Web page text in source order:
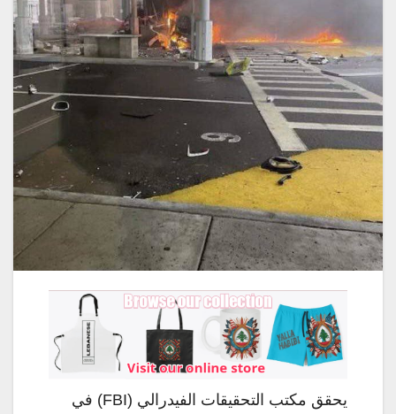
يحقق مكتب التحقيقات الفيدرالي (FBI) في